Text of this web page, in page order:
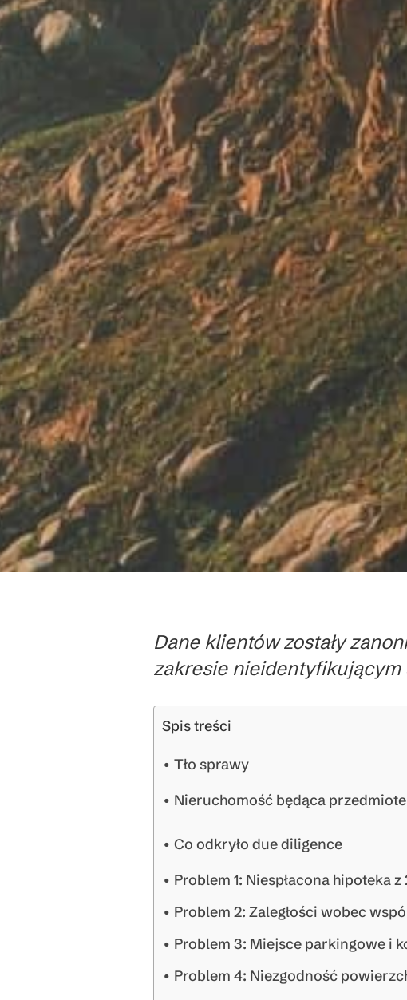
Dane klientów zostały
zakresie nieidentyfikującym
Spis treści
Tło sprawy
Nieruchomość będąca
Co odkryło due diligence
Problem 1: Niespłacona hipoteka z
Problem 2: Zaległości wobec
Problem 3: Miejsce parkingowe i
Problem 4: Niezgodność